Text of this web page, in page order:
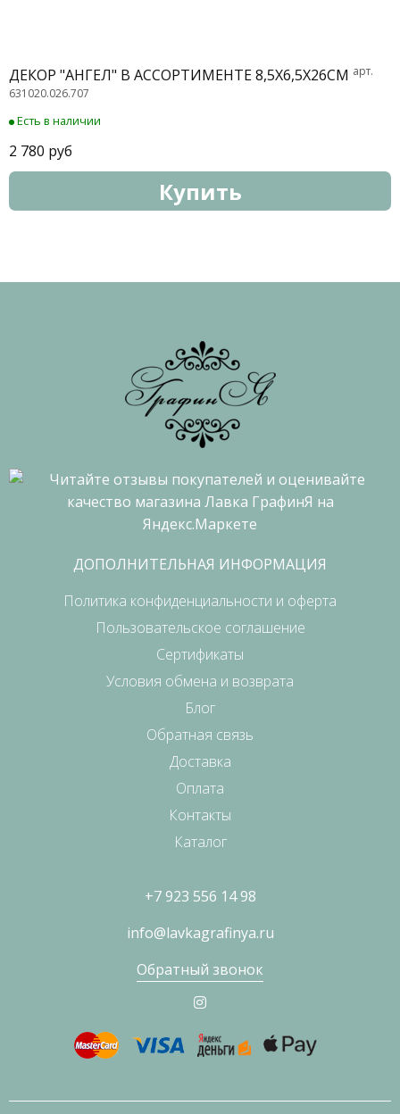
ДЕКОР "АНГЕЛ" В АССОРТИМЕНТЕ 8,5Х6,5Х26СМ арт.
631020.026.707
Есть в наличии
2 780 руб
Купить
ДОПОЛНИТЕЛЬНАЯ ИНФОРМАЦИЯ
Политика конфиденциальности и оферта
Пользовательское соглашение
Сертификаты
Условия обмена и возврата
Блог
Обратная связь
Доставка
Оплата
Контакты
Каталог
+7 923 556 14 98
info@lavkagrafinya.ru
Обратный звонок